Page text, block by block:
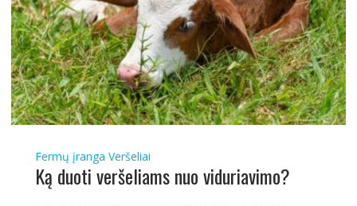
Fermų įranga Veršeliai
Ką duoti veršeliams nuo viduriavimo?